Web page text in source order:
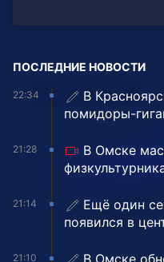
ПОСЛЕДНИЕ НОВОСТИ
22:34
В
помидоры-
21:28
В Омске
21:14
Ещё один
появился в
21:10